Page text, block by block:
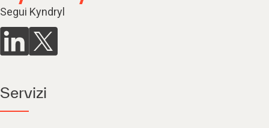
Segui Kyndryl
Servizi